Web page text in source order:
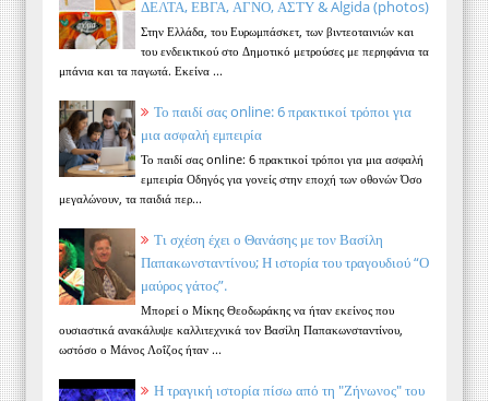
ΔΕΛΤΑ, ΕΒΓΑ, ΑΓΝΟ, ΑΣΤΥ & Algida (photos)
Στην Ελλάδα, του Ευρωμπάσκετ, των βιντεοταινιών και
του ενδεικτικού στο Δημοτικό μετρούσες με περηφάνια τα
μπάνια και τα παγωτά. Εκείνα ...
Το παιδί σας online: 6 πρακτικοί τρόποι για
μια ασφαλή εμπειρία
Το παιδί σας online: 6 πρακτικοί τρόποι για μια ασφαλή
εμπειρία Οδηγός για γονείς στην εποχή των οθονών Όσο
μεγαλώνουν, τα παιδιά περ...
Τι σχέση έχει ο Θανάσης με τον Βασίλη
Παπακωνσταντίνου; Η ιστορία του τραγουδιού “Ο
μαύρος γάτος”.
Μπορεί ο Μίκης Θεοδωράκης να ήταν εκείνος που
ουσιαστικά ανακάλυψε καλλιτεχνικά τον Βασίλη Παπακωνσταντίνου,
ωστόσο ο Μάνος Λοΐζος ήταν ...
Η τραγική ιστορία πίσω από τη "Ζήνωνος" του